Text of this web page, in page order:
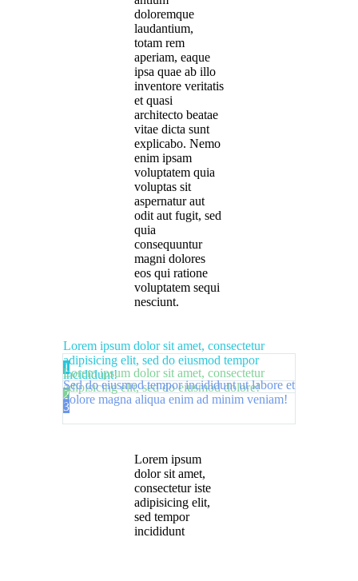
doloremque
laudantium,
totam rem
aperiam, eaque
ipsa quae ab illo
inventore veritatis
et quasi
architecto beatae
vitae dicta sunt
explicabo. Nemo
enim ipsam
voluptatem quia
voluptas sit
aspernatur aut
odit aut fugit, sed
quia
consequuntur
magni dolores
eos qui ratione
voluptatem sequi
nesciunt.
1
Lorem ipsum dolor sit amet, consectetur
adipisicing elit, sed do eiusmod tempor
incididunt!
2
Lorem ipsum dolor sit amet, consectetur
adipisicing elit, sed do eiusmod dolore!
3
Sed do eiusmod tempor incididunt ut labore et
dolore magna aliqua enim ad minim veniam!
Lorem ipsum
dolor sit amet,
consectetur iste
adipisicing elit,
sed tempor
incididunt